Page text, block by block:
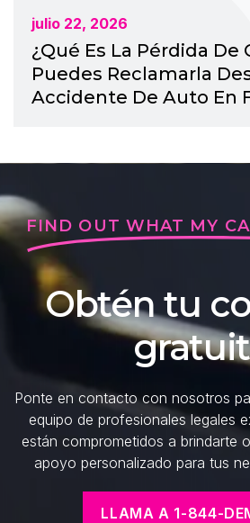
julio 22, 2026
¿Qué Es La Pérdida De
Puedes Reclamarla
Accidente De Auto En
FIND OUT WHAT MY
Obtén tu
Ponte en contacto con nosotros
equipo de profesionales legales
están comprometidos a brindarte
apoyo personalizado para tus
LLAMA A 1-844-